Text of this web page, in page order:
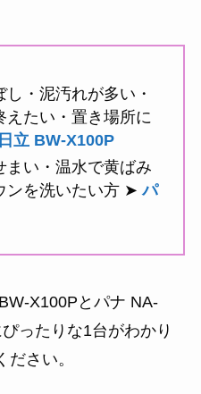
・泥汚れが多い・
えたい・置き場所に
日立 BW-X100P
まい・温水で黄ばみ
ンを洗いたい方 ➤パ
X100Pとパナ NA-
ったりな1台がわかり
さい。